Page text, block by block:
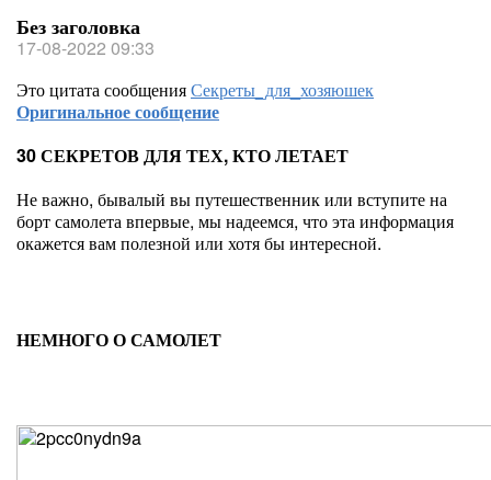
Без заголовка
17-08-2022 09:33
Это цитата сообщенияСекреты_для_хозяюшек
Оригинальное сообщение
30 СЕКРЕТОВ ДЛЯ ТЕХ, КТО ЛЕТАЕТ
Не важно, бывалый вы путешественник или вступите на
борт самолета впервые, мы надеемся, что эта информация
окажется вам полезной или хотя бы интересной.
НЕМНОГО О САМОЛЕТ